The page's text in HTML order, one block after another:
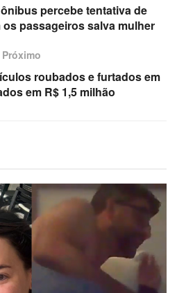
percebe tentativa de
passageiros salva mulher
Próximo
roubados e furtados em
em R$ 1,5 milhão